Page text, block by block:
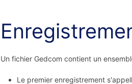
Un fichier Gedcom contient un
Le premier enregistrement